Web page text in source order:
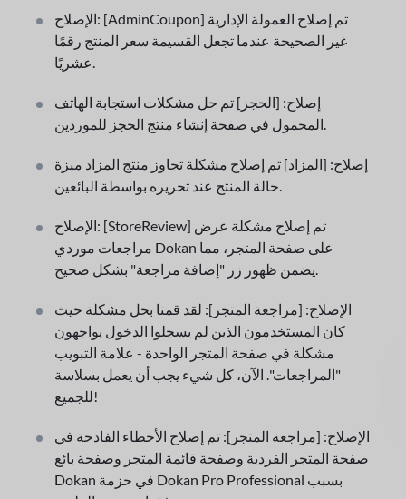
الإصلاح: [AdminCoupon] تم إصلاح العمولة الإدارية
غير الصحيحة عندما تجعل القسيمة سعر المنتج رقمًا
إصلاح: [الحجز] تم حل مشكلات استجابة الهاتف
إصلاح: [المزاد] تم إصلاح مشكلة تجاوز منتج المزاد ميزة
الإصلاح: [StoreReview] تم إصلاح مشكلة عرض
مراجعات موردي Dokan على صفحة المتجر، مما
الإصلاح: [مراجعة المتجر]: لقد قمنا بحل مشكلة حيث
كان المستخدمون الذين لم يسجلوا الدخول يواجهون
مشكلة في صفحة المتجر الواحدة - علامة التبويب
"المراجعات". الآن، كل شيء يجب أن يعمل بسلاسة
للجميع!
الإصلاح: [مراجعة المتجر]: تم إصلاح الأخطاء الفادحة في
صفحة المتجر الفردية وصفحة قائمة المتجر وصفحة بائع
Dokan في حزمة Dokan Pro Professional بسبب